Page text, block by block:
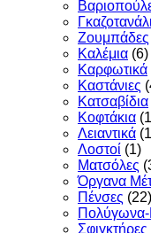
Ζουμπάδες
Καλέμια (6)
Καρφωτικά
Καστάνιες
Κατσαβίδια
Κοφτάκια
Λειαντικά
Λοστοί (1)
Ματσόλες
Όργανα
Πένσες (22)
Πολύγωνα-
Σφιγκτήρες